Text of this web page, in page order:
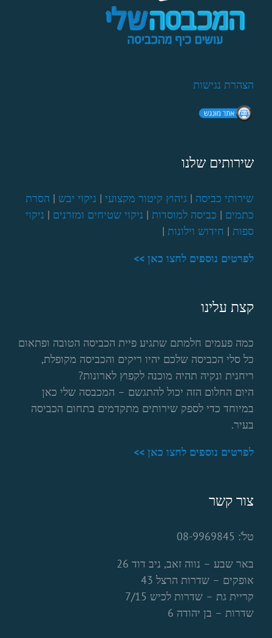
הצהרת נגישות
שירותים שלנו
שירותי כביסה | גיהוץ קיטור מקצועי | ניקוי יבש | הסרת
כתמים | כביסה למוסדות | ניקוי שטיחים ומזרנים | ניקוי
ספות | חידוש וילונות |
לפרטים נוספים לחצו כאן >>
קצת עלינו
כמה פעמים חלמתם שתגיע פיית הכביסה הטובה ופתאום
כל סלי הכביסה שלכם יהיו ריקים והכביסה מקופלת,
ריחנית ונקיה תהיה מוכנה לקפוץ לארונות?
היום החלום הזה יכול להתגשם – המכבסה שלי כאן
במיוחד כדי לספק שירותים מתקדמים בתחום הכביסה
בעיר.
לפרטים נוספים לחצו כאן >>
צור קשר
טל’: 08-9969845
באר שבע – נווה זאב, ניב דוד 26
אופקים – שדרות הרצל 43
קריית גת – שדרות לכיש 7/15
שדרות – בן יהודה 6